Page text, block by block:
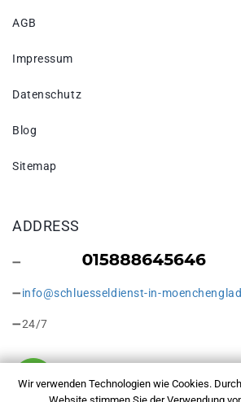
Wir verwenden Technologien wie Cookies.
AGB
Impressum
Datenschutz
Blog
Sitemap
ADDRESS
info@schluesseldienst-in-
24/7